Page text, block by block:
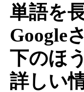
単語を
Google
下のほ
詳しい